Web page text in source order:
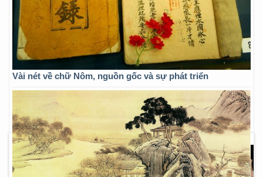
Vài nét về chữ Nôm, nguồn gốc và sự phát triển